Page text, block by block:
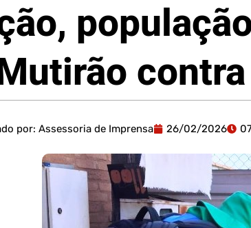
por: Assessoria de Imprensa 26/02/2026